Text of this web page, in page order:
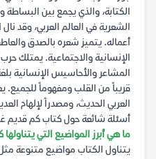
الكتابة، والذي يجمع بين
الشعرية في العالم العربي، وقد
أعماله. يتميز شعره بالصدق
الإنسانية والاجتماعية. يمتلك
المشاعر والأحاسيس الإنسانية
قريباً من القلب ومفهوماً للجميع.
العربي الحديث، ومصدراً لإلهام
أسئلة شائعة حول كتاب كم قديم
ما هي أبرز المواضيع التي
يتناول الكتاب مواضيع متنوعة